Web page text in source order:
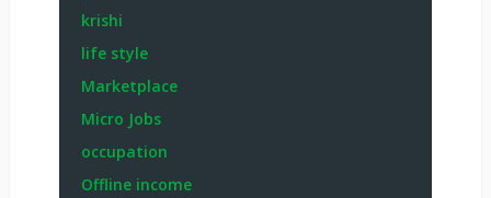
krishi
life style
Marketplace
Micro Jobs
occupation
Offline income